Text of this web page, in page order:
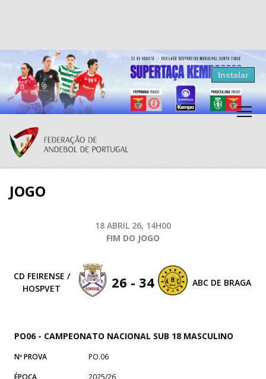
Resultados Andebol
Federação de Andebol de Portugal
Grátis - Disponivel na Play Store
Instalar
JOGO
18 ABRIL 26, 14H00
FIM DO JOGO
CD FEIRENSE /
HOSPVET
26 - 34 ABC DE BRAGA
PO06 - CAMPEONATO NACIONAL SUB 18 MASCULINO
Nº PROVA
PO.06